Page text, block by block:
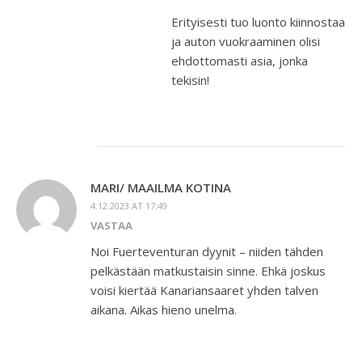
Erityisesti tuo luonto kiinnostaa
ja auton vuokraaminen olisi
ehdottomasti asia, jonka
tekisin!
MARI/ MAAILMA KOTINA
4.12.2023 AT 17:49
VASTAA
Noi Fuerteventuran dyynit – niiden tähden
pelkästään matkustaisin sinne. Ehkä joskus
voisi kiertää Kanariansaaret yhden talven
aikana. Aikas hieno unelma.